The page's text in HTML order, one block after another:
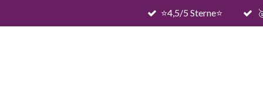
Hauptinhalt
⭐️4,5/5 Sterne⭐️